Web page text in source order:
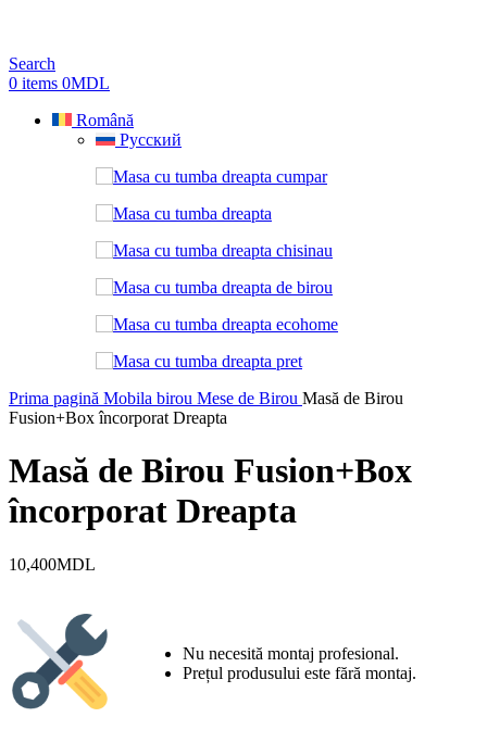
Search
0 items 0MDL
Română
Русский
Prima pagină Mobila birou Mese de Birou Masă de Birou
Fusion+Box încorporat Dreapta
Masă de Birou Fusion+Box
încorporat Dreapta
10,400MDL
Nu necesită montaj profesional.
Prețul produsului este fără montaj.